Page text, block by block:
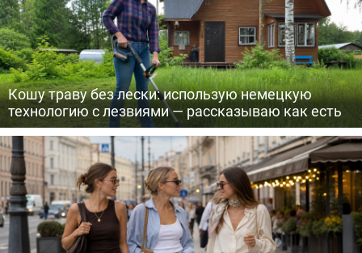
Кошу траву без лески: использую немецкую
технологию с лезвиями — рассказываю как есть